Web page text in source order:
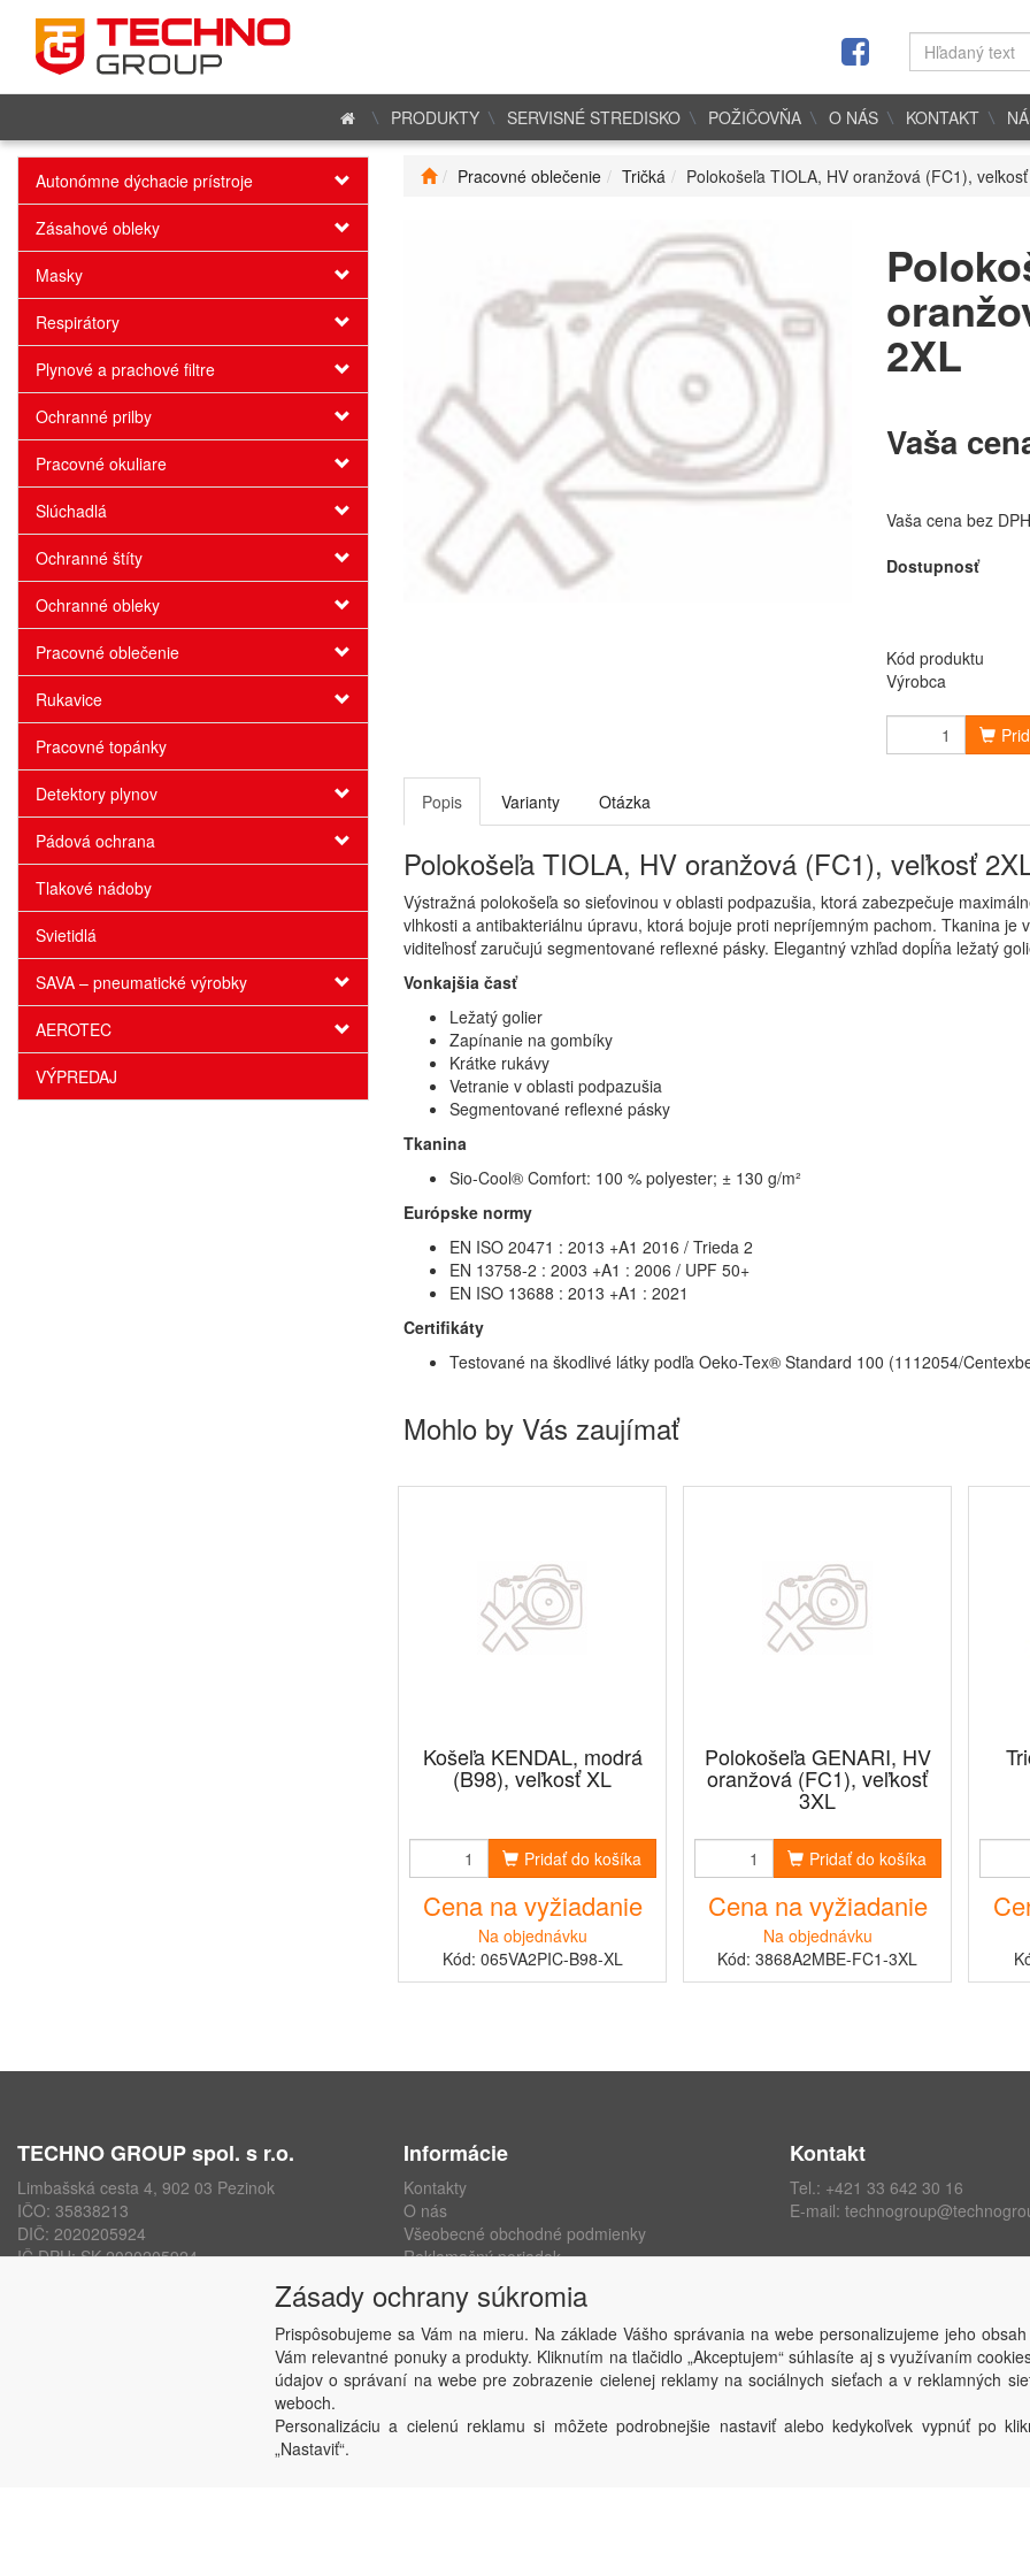
PRODUKTY SERVISNÉ STREDISKO POŽIČOVŇA O NÁS KONTAKT
Autonómne dýchacie prístroje
Zásahové obleky
Masky
Respirátory
Plynové a prachové filtre
Ochranné prilby
Pracovné okuliare
Slúchadlá
Ochranné štíty
Ochranné obleky
Pracovné oblečenie
Rukavice
Pracovné topánky
Detektory plynov
Pádová ochrana
Tlakové nádoby
Svietidlá
SAVA – pneumatické výrobky
AEROTEC
VÝPREDAJ
Pracovné oblečenie Tričká Polokošeľa TIOLA, HV oranžová (FC1),
2XL
Vaša
Vaša cena bez DPH
Dostupnosť
Kód produktu
Výrobca
Popis Varianty Otázka
Polokošeľa TIOLA, HV oranžová (FC1), veľkosť
Výstražná polokošeľa so sieťovinou v oblasti podpazušia, ktorá zabezpečuje
vlhkosti a antibakteriálnu úpravu, ktorá bojuje proti nepríjemným pachom. Tkanina
viditeľnosť zaručujú segmentované reflexné pásky. Elegantný vzhľad dopĺňa ležatý
Vonkajšia časť
Ležatý golier
Zapínanie na gombíky
Krátke rukávy
Vetranie v oblasti podpazušia
Segmentované reflexné pásky
Tkanina
Sio-Cool® Comfort: 100 % polyester; ± 130 g/m²
Európske normy
EN ISO 20471 : 2013 +A1 2016 / Trieda 2
EN 13758-2 : 2003 +A1 : 2006 / UPF 50+
EN ISO 13688 : 2013 +A1 : 2021
Certifikáty
Testované na škodlivé látky podľa Oeko-Tex® Standard 100 (1112054/
Mohlo by Vás zaujímať
Košeľa KENDAL, modrá
(B98), veľkosť XL
Pridať do košíka
Cena na vyžiadanie
Na objednávku
Kód: 065VA2PIC-B98-XL
Polokošeľa GENARI, HV
oranžová (FC1), veľkosť
3XL
Pridať do košíka
Cena na vyžiadanie
Na objednávku
Kód: 3868A2MBE-FC1-3XL
TECHNO GROUP spol. s r.o.
Limbašská cesta 4, 902 03 Pezinok
IČO: 35838213
DIČ: 2020205924
IČ DPH: SK 2020205924
Informácie
Kontakty
O nás
Všeobecné obchodné podmienky
Reklamačný poriadok
Nastavenie súkromia
Odstúpenie od zmluvy
Kontakt
Tel.: +421 33 642 30 16
E-mail:
Copyright © TECHNO GROUP spol. s r.o.2026
Zásady ochrany súkromia
Prispôsobujeme sa Vám na mieru. Na základe Vášho správania na webe personalizujeme jeho
Vám relevantné ponuky a produkty. Kliknutím na tlačidlo „Akceptujem“ súhlasíte aj s využívaním
údajov o správaní na webe pre zobrazenie cielenej reklamy na sociálnych sieťach a v reklamných
weboch.
Personalizáciu a cielenú reklamu si môžete podrobnejšie nastaviť alebo kedykoľvek vypnúť po
„Nastaviť“.